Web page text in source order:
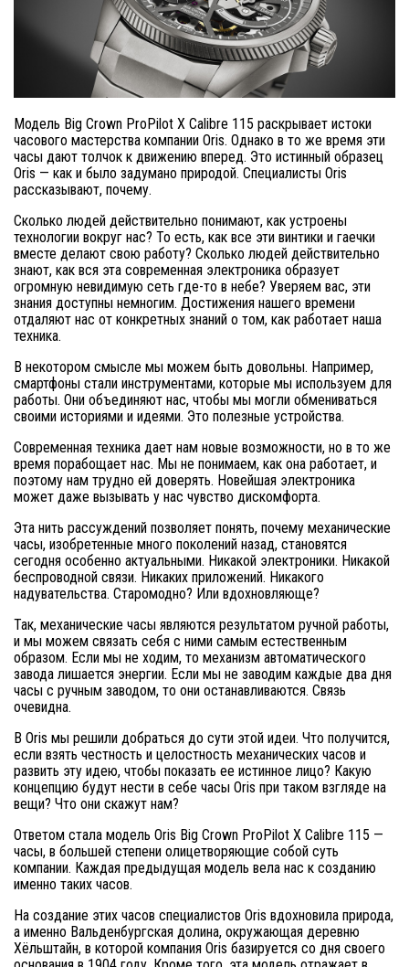
Модель Big Crown ProPilot X Calibre 115 раскрывает истоки
часового мастерства компании Oris. Однако в то же время эти
часы дают толчок к движению вперед. Это истинный образец
Oris — как и было задумано природой. Специалисты Oris
рассказывают, почему.
Сколько людей действительно понимают, как устроены
технологии вокруг нас? То есть, как все эти винтики и гаечки
вместе делают свою работу? Сколько людей действительно
знают, как вся эта современная электроника образует
огромную невидимую сеть где-то в небе? Уверяем вас, эти
знания доступны немногим. Достижения нашего времени
отдаляют нас от конкретных знаний о том, как работает наша
техника.
В некотором смысле мы можем быть довольны. Например,
смартфоны стали инструментами, которые мы используем для
работы. Они объединяют нас, чтобы мы могли обмениваться
своими историями и идеями. Это полезные устройства.
Современная техника дает нам новые возможности, но в то же
время порабощает нас. Мы не понимаем, как она работает, и
поэтому нам трудно ей доверять. Новейшая электроника
может даже вызывать у нас чувство дискомфорта.
Эта нить рассуждений позволяет понять, почему механические
часы, изобретенные много поколений назад, становятся
сегодня особенно актуальными. Никакой электроники. Никакой
беспроводной связи. Никаких приложений. Никакого
надувательства. Старомодно? Или вдохновляюще?
Так, механические часы являются результатом ручной работы,
и мы можем связать себя с ними самым естественным
образом. Если мы не ходим, то механизм автоматического
завода лишается энергии. Если мы не заводим каждые два дня
часы с ручным заводом, то они останавливаются. Связь
очевидна.
В Oris мы решили добраться до сути этой идеи. Что получится,
если взять честность и целостность механических часов и
развить эту идею, чтобы показать ее истинное лицо? Какую
концепцию будут нести в себе часы Oris при таком взгляде на
вещи? Что они скажут нам?
Ответом стала модель Oris Big Crown ProPilot X Calibre 115 —
часы, в большей степени олицетворяющие собой суть
компании. Каждая предыдущая модель вела нас к созданию
именно таких часов.
На создание этих часов специалистов Oris вдохновила природа,
а именно Вальденбургская долина, окружающая деревню
Хёльштайн, в которой компания Oris базируется со дня своего